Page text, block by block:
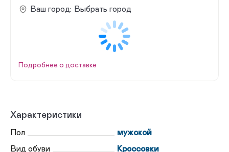
Ваш город: Выбрать город
Подробнее о доставке
Характеристики
Пол
мужской
Вид обуви
Кроссовки